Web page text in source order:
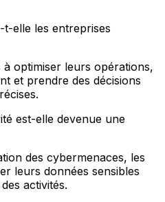
elle les entreprises
à optimiser leurs opérations,
et prendre des décisions
est-elle devenue une
des cybermenaces, les
leurs données sensibles
activités.